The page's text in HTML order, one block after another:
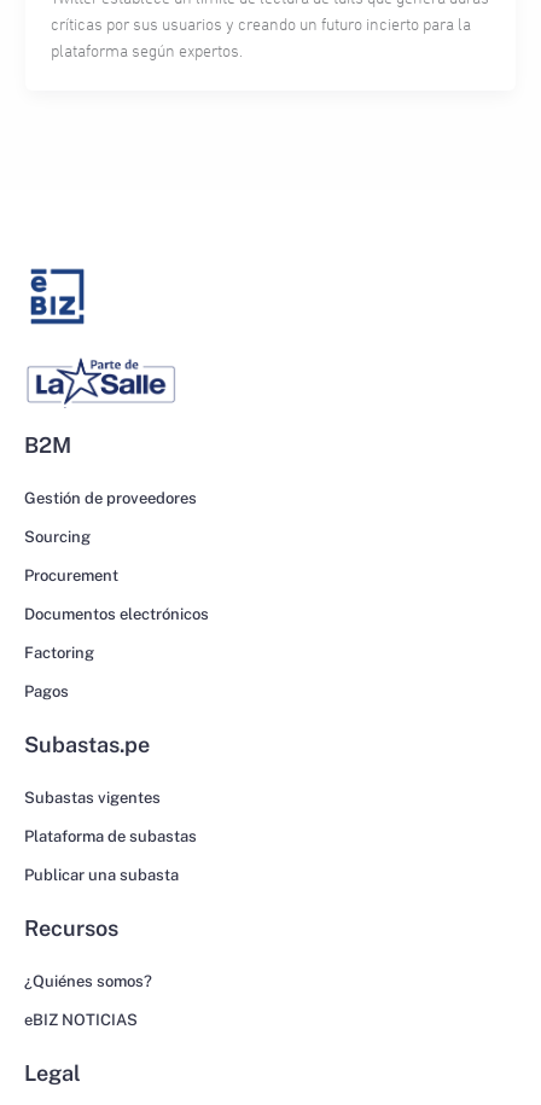
críticas por sus usuarios y creando un futuro incierto para la
plataforma según expertos.
B2M
Gestión de proveedores
Sourcing
Procurement
Documentos electrónicos
Factoring
Pagos
Subastas.pe
Subastas vigentes
Plataforma de subastas
Publicar una subasta
Recursos
¿Quiénes somos?
eBIZ NOTICIAS
Legal